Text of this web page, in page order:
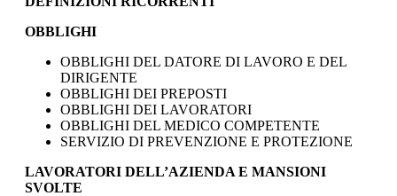
OBBLIGHI
OBBLIGHI DEL DATORE DI LAVORO E DEL
DIRIGENTE
OBBLIGHI DEI PREPOSTI
OBBLIGHI DEI LAVORATORI
OBBLIGHI DEL MEDICO COMPETENTE
SERVIZIO DI PREVENZIONE E PROTEZIONE
LAVORATORI DELL’AZIENDA E MANSIONI
SVOLTE